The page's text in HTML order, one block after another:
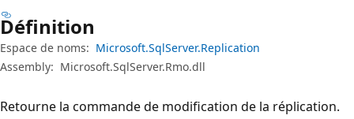
Définition
Espace de noms: Microsoft.SqlServer.Replication
Assembly: Microsoft.SqlServer.Rmo.dll
Retourne la commande de modification de la réplication.